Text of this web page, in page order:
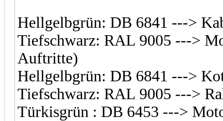
Hellgelbgrün: DB 6841 --->
Tiefschwarz: RAL 9005 --->
Auftritte)
Hellgelbgrün: DB 6841 --->
Tiefschwarz: RAL 9005 --->
Türkisgrün : DB 6453 --->